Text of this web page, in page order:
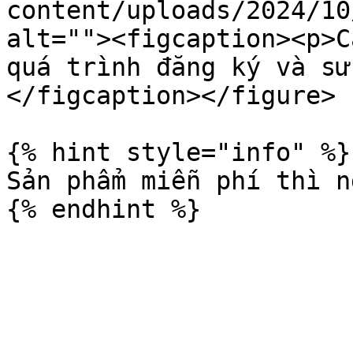
content/uploads/2024/
quá trình đăng ký và sử
</figcaption></figure>
{% hint style="info" %}
​Sản phẩm miễn phí thì